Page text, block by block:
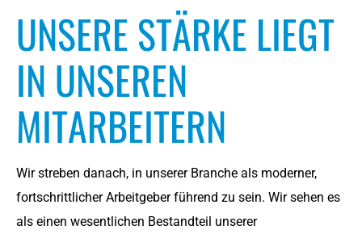
UNSERE STÄRKE LIEGT
IN UNSEREN
MITARBEITERN
Wir streben danach, in unserer Branche als moderner,
fortschrittlicher Arbeitgeber führend zu sein. Wir sehen es
als einen wesentlichen Bestandteil unserer